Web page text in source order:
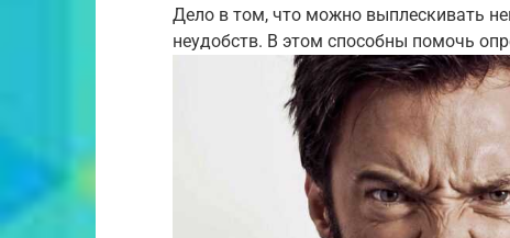
Дело в том, что можно выплескивать
неудобств. В этом способны помочь